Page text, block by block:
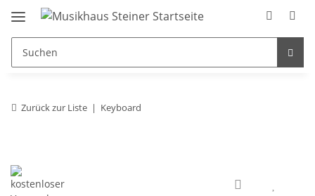
Zurück zur Liste Keyboard